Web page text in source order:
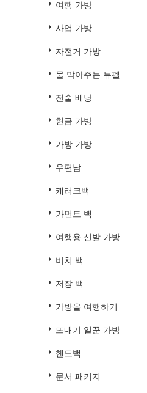
여행 가방
사업 가방
자전거 가방
물 막아주는 듀펠
전술 배낭
현금 가방
가방 가방
우편남
캐러크백
가먼트 백
여행용 신발 가방
비치 백
저장 백
가방을 여행하기
뜨내기 일꾼 가방
핸드백
문서 패키지